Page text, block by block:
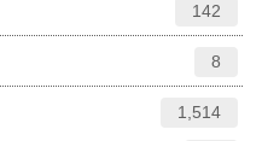
142
8
1,514